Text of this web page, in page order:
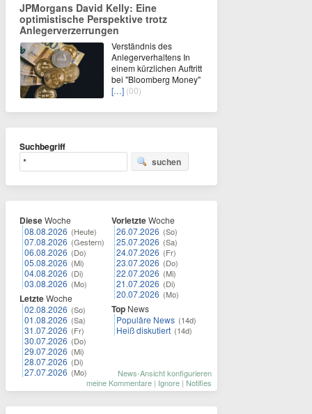
JPMorgans David Kelly: Eine
optimistische Perspektive trotz
Anlegerverzerrungen
Verständnis des
Anlegerverhaltens In
einem kürzlichen Auftritt
bei "Bloomberg Money"
[…] (00)
Suchbegriff
suchen
DieseWoche
08.08.2026 (Heute)
07.08.2026 (Gestern)
06.08.2026 (Do)
05.08.2026 (Mi)
04.08.2026 (Di)
03.08.2026 (Mo)
LetzteWoche
02.08.2026 (So)
01.08.2026 (Sa)
31.07.2026 (Fr)
30.07.2026 (Do)
29.07.2026 (Mi)
28.07.2026 (Di)
27.07.2026 (Mo)
VorletzteWoche
26.07.2026 (So)
25.07.2026 (Sa)
24.07.2026 (Fr)
23.07.2026 (Do)
22.07.2026 (Mi)
21.07.2026 (Di)
20.07.2026 (Mo)
Top News
Populäre News (14d)
Heiß diskutiert (14d)
News-Ansicht konfigurieren
meine Kommentare | Ignore | Notifies